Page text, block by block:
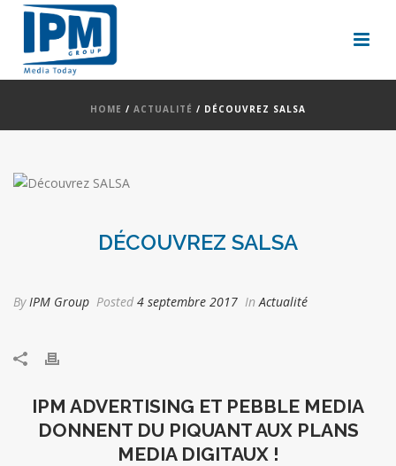
HOME / ACTUALITÉ / DÉCOUVREZ SALSA
DÉCOUVREZ SALSA
By IPM Group Posted 4 septembre 2017 In Actualité
IPM ADVERTISING ET PEBBLE MEDIA
DONNENT DU PIQUANT AUX PLANS
MEDIA DIGITAUX !